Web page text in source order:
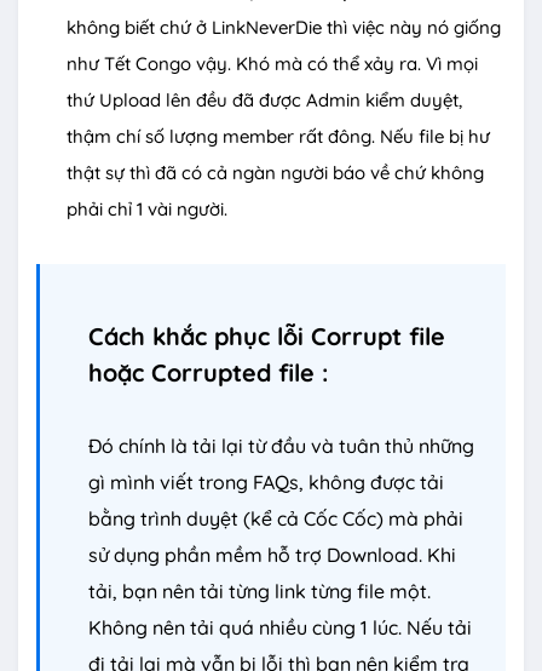
không biết chứ ở LinkNeverDie thì việc này nó giống
như Tết Congo vậy. Khó mà có thể xảy ra. Vì mọi
thứ Upload lên đều đã được Admin kiểm duyệt,
thậm chí số lượng member rất đông. Nếu file bị hư
thật sự thì đã có cả ngàn người báo về chứ không
phải chỉ 1 vài người.
Cách khắc phục lỗi Corrupt file
hoặc Corrupted file :
Đó chính là tải lại từ đầu và tuân thủ những
gì mình viết trong FAQs, không được tải
bằng trình duyệt (kể cả Cốc Cốc) mà phải
sử dụng phần mềm hỗ trợ Download. Khi
tải, bạn nên tải từng link từng file một.
Không nên tải quá nhiều cùng 1 lúc. Nếu tải
đi tải lại mà vẫn bị lỗi thì bạn nên kiểm tra